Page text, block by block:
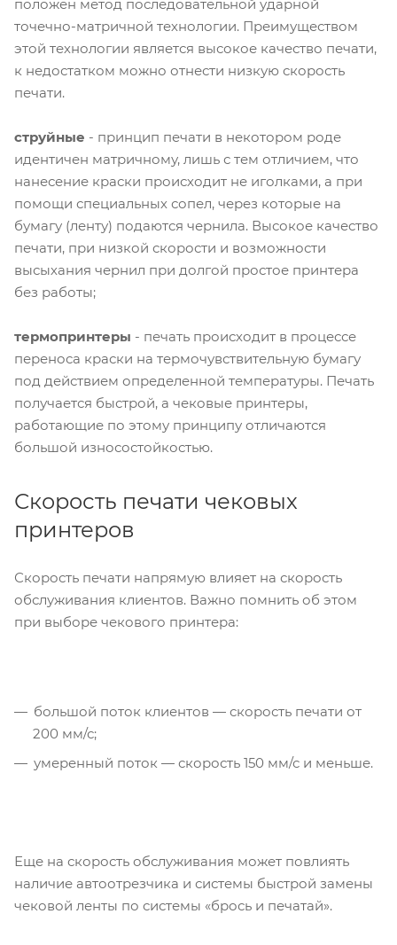
положен метод последовательной ударной
точечно-матричной технологии. Преимуществом
этой технологии является высокое качество печати,
к недостатком можно отнести низкую скорость
печати.
струйные - принцип печати в некотором роде
идентичен матричному, лишь с тем отличием, что
нанесение краски происходит не иголками, а при
помощи специальных сопел, через которые на
бумагу (ленту) подаются чернила. Высокое качество
печати, при низкой скорости и возможности
высыхания чернил при долгой простое принтера
без работы;
термопринтеры - печать происходит в процессе
переноса краски на термочувствительную бумагу
под действием определенной температуры. Печать
получается быстрой, а чековые принтеры,
работающие по этому принципу отличаются
большой износостойкостью.
Скорость печати чековых
принтеров
Скорость печати напрямую влияет на скорость
обслуживания клиентов. Важно помнить об этом
при выборе чекового принтера:
большой поток клиентов — скорость печати от
200 мм/с;
умеренный поток — скорость 150 мм/с и меньше.
Еще на скорость обслуживания может повлиять
наличие автоотрезчика и системы быстрой замены
чековой ленты по системы «брось и печатай».